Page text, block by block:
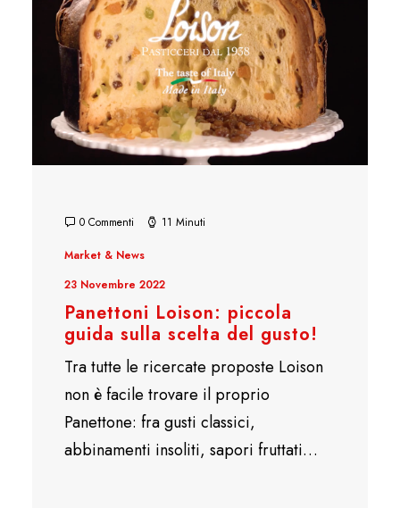
0 Commenti 11 Minuti
Market & News
23 Novembre 2022
Panettoni Loison: piccola
guida sulla scelta del gusto!
Tra tutte le ricercate proposte Loison
non è facile trovare il proprio
Panettone: fra gusti classici,
abbinamenti insoliti, sapori fruttati…